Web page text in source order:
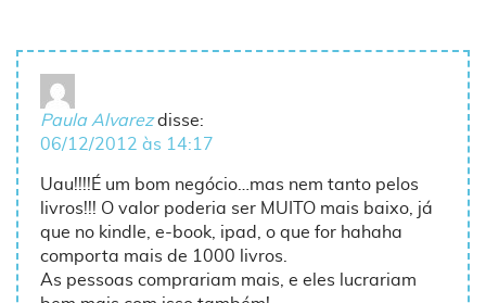
Paula Alvarez disse:
06/12/2012 às 14:17
Uau!!!!É um bom negócio…mas nem tanto pelos
livros!!! O valor poderia ser MUITO mais baixo, já
que no kindle, e-book, ipad, o que for hahaha
comporta mais de 1000 livros.
As pessoas comprariam mais, e eles lucrariam